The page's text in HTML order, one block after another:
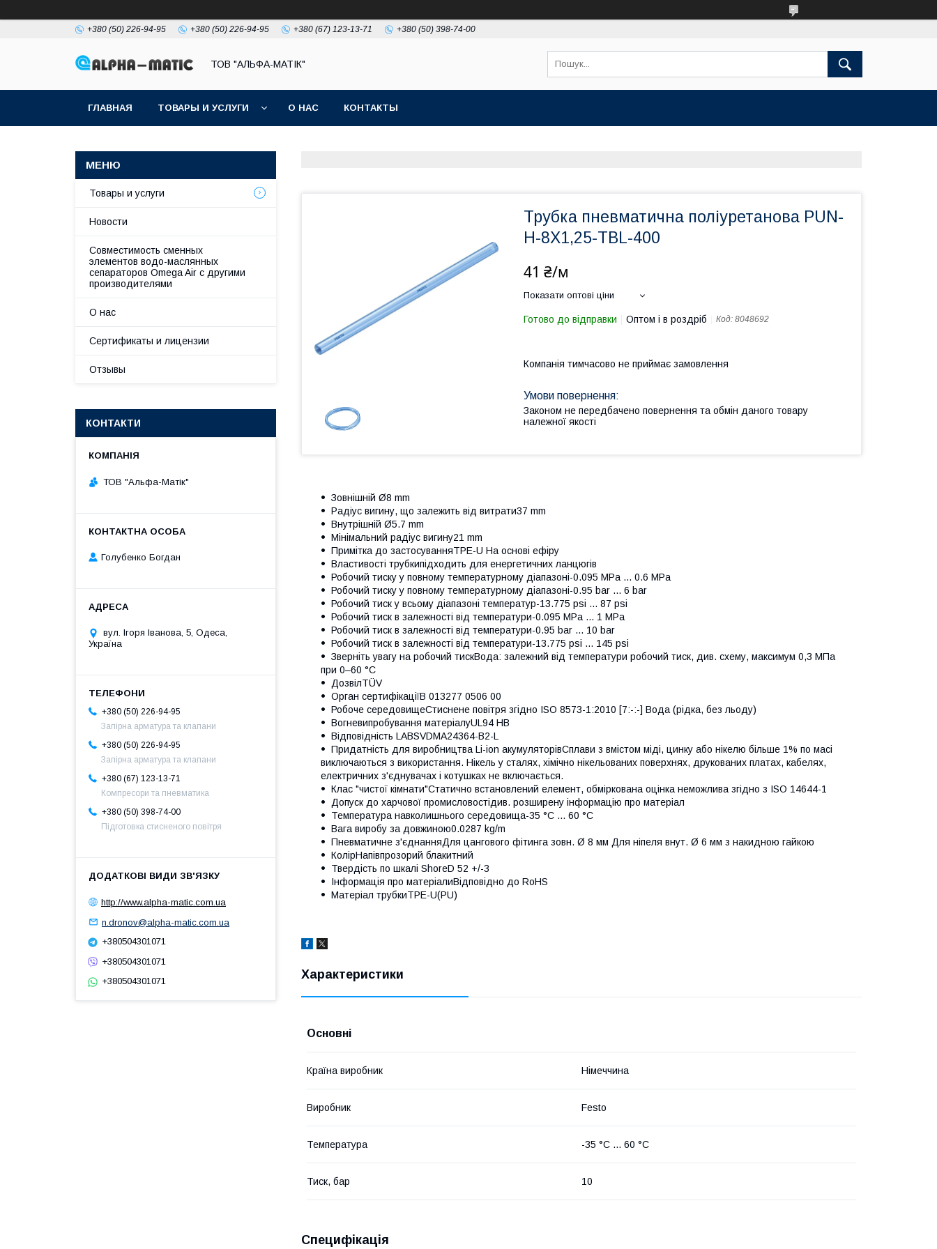
+380 (50) 226-94-95 +380 (50) 226-94-95 +380 (67) 123-13-71 +380 (50) 398-74-00
ТОВ "АЛЬФА-МАТІК"
ГЛАВНАЯ ТОВАРЫ И УСЛУГИ О НАС КОНТАКТЫ
Трубка пневматична поліуретанова PUN-
H-8X1,25-TBL-400
41 ₴/м
Показати оптові ціни
Готово до відправки Оптом і в роздріб Код: 8048692
Компанія тимчасово не приймає замовлення
Законом не передбачено повернення та обмін даного товару
належної якості
Зовнішній Ø8 mm
Радіус вигину, що залежить від витрати37 mm
Внутрішній Ø5.7 mm
Мінімальний радіус вигину21 mm
Примітка до застосуванняTPE-U На основі ефіру
Властивості трубкипідходить для енергетичних ланцюгів
Робочий тиску у повному температурному діапазоні-0.095 MPa ... 0.6 MPa
Робочий тиску у повному температурному діапазоні-0.95 bar ... 6 bar
Робочий тиск у всьому діапазоні температур-13.775 psi ... 87 psi
Робочий тиск в залежності від температури-0.095 MPa ... 1 MPa
Робочий тиск в залежності від температури-0.95 bar ... 10 bar
Робочий тиск в залежності від температури-13.775 psi ... 145 psi
Зверніть увагу на робочий тискВода: залежний від температури робочий тиск, див. схему, максимум 0,3 МПа
при 0–60 °C
ДозвілTÜV
Орган сертифікаціїВ 013277 0506 00
Робоче середовищеСтиснене повітря згідно ISO 8573-1:2010 [7:-:-] Вода (рідка, без льоду)
Вогневипробування матеріалуUL94 HB
Відповідність LABSVDMA24364-B2-L
Придатність для виробництва Li-ion акумуляторівСплави з вмістом міді, цинку або нікелю більше 1% по масі
виключаються з використання. Нікель у сталях, хімічно нікельованих поверхнях, друкованих платах, кабелях,
електричних з'єднувачах і котушках не включається.
Клас "чистої кімнати"Статично встановлений елемент, обміркована оцінка неможлива згідно з ISO 14644-1
Допуск до харчової промисловостідив. розширену інформацію про матеріал
Температура навколишнього середовища-35 °C ... 60 °C
Вага виробу за довжиною0.0287 kg/m
Пневматичне з'єднанняДля цангового фітинга зовн. Ø 8 мм Для ніпеля внут. Ø 6 мм з накидною гайкою
КолірНапівпрозорий блакитний
Твердість по шкалі ShoreD 52 +/-3
Інформація про матеріалиВідповідно до RoHS
Матеріал трубкиTPE-U(PU)
Характеристики
Основні
Країна виробник Німеччина
Виробник Festo
Температура -35 °C ... 60 °C
Тиск, бар 10
Специфікація
Товары и услуги
Новости
Совместимость сменных
элементов водо-маслянных
сепараторов Omega Air с другими
производителями
О нас
Сертификаты и лицензии
Отзывы
КОНТАКТИ
ТОВ "Альфа-Матік"
Голубенко Богдан
вул. Ігоря Іванова, 5, Одеса,
Україна
+380 (50) 226-94-95
Запірна арматура та клапани
+380 (50) 226-94-95
Запірна арматура та клапани
+380 (67) 123-13-71
Компресори та пневматика
+380 (50) 398-74-00
Підготовка стисненого повітря
http://www.alpha-matic.com.ua
n.dronov@alpha-matic.com.ua
+380504301071
+380504301071
+380504301071